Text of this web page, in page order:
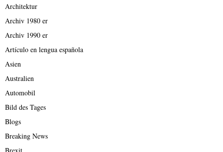
Architektur
Archiv 1980 er
Archiv 1990 er
Artículo en lengua española
Asien
Australien
Automobil
Bild des Tages
Blogs
Breaking News